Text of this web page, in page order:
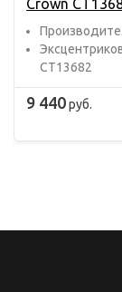
Crown
CT13682
9 440руб.